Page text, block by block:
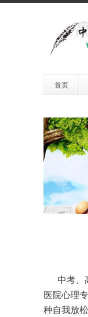
首页
中考、
医院心理
种自我放